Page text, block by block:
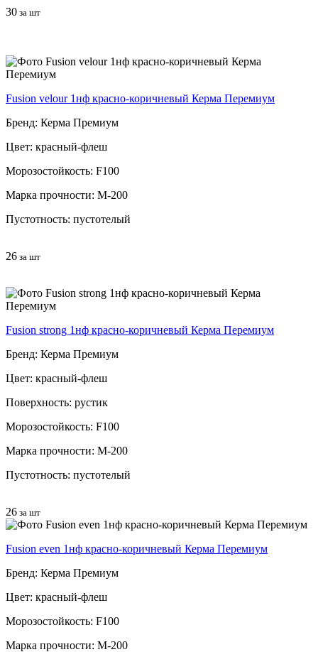
30 за шт
Fusion velour 1нф красно-коричневый Керма Перемиум
Бренд: Керма Премиум
Цвет: красный-флеш
Морозостойкость: F100
Марка прочности: М-200
Пустотность: пустотелый
26 за шт
Fusion strong 1нф красно-коричневый Керма Перемиум
Бренд: Керма Премиум
Цвет: красный-флеш
Поверхность: рустик
Морозостойкость: F100
Марка прочности: М-200
Пустотность: пустотелый
26 за шт
Fusion even 1нф красно-коричневый Керма Перемиум
Бренд: Керма Премиум
Цвет: красный-флеш
Морозостойкость: F100
Марка прочности: М-200